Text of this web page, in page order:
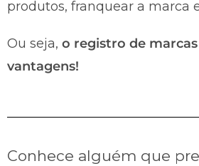
produtos, franquear a marca
Ou seja, o registro de
vantagens!
Conhece alguém que